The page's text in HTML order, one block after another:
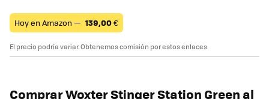
Hoy en Amazon — 139,00€
El precio podría variar. Obtenemos comisión por estos enlaces
ComprarWoxter Stinger Station Greenal